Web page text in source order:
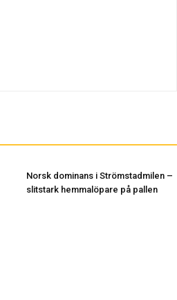
Norsk dominans i Strömstadmilen –
slitstark hemmalöpare på pallen